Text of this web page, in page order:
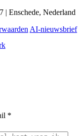
Enschede, Nederland
AI-nieuwsbrief
*